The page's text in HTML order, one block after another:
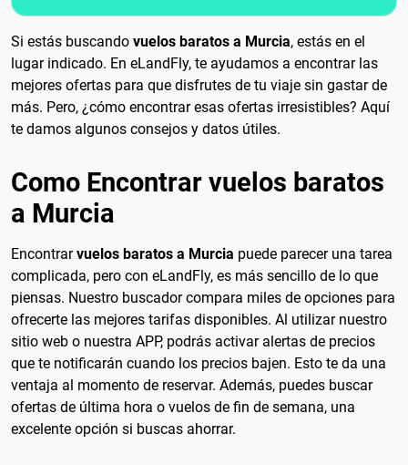
Si estás buscando vuelos baratos a Murcia, estás en el
lugar indicado. En eLandFly, te ayudamos a encontrar las
mejores ofertas para que disfrutes de tu viaje sin gastar de
más. Pero, ¿cómo encontrar esas ofertas irresistibles? Aquí
te damos algunos consejos y datos útiles.
Como Encontrar vuelos baratos
a Murcia
Encontrarvuelos baratos a Murcia puede parecer una tarea
complicada, pero con eLandFly, es más sencillo de lo que
piensas. Nuestro buscador compara miles de opciones para
ofrecerte las mejores tarifas disponibles. Al utilizar nuestro
sitio web o nuestra APP, podrás activar alertas de precios
que te notificarán cuando los precios bajen. Esto te da una
ventaja al momento de reservar. Además, puedes buscar
ofertas de última hora o vuelos de fin de semana, una
excelente opción si buscas ahorrar.